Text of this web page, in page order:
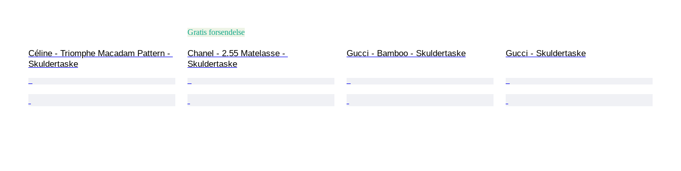
Céline - Triomphe Macadam Pattern -
Skuldertaske
Gratis forsendelse
Chanel - 2.55 Matelasse -
Skuldertaske
Gucci - Bamboo - Skuldertaske Gucci - Skuldertaske